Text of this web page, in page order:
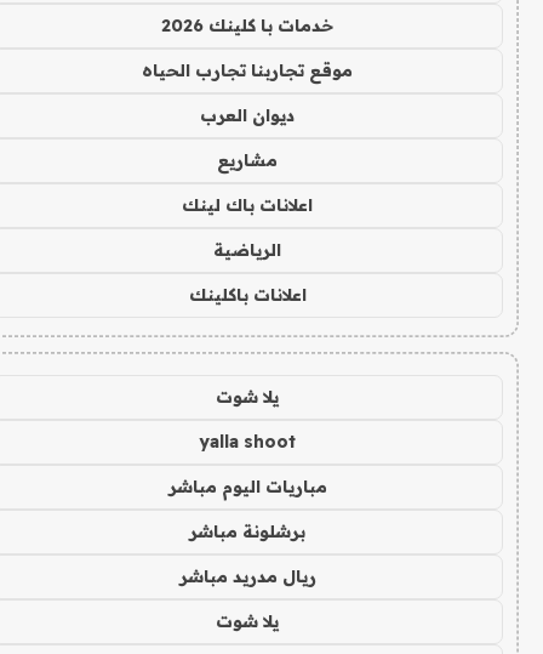
خدمات با كلينك 2026
موقع تجاربنا تجارب الحياه
ديوان العرب
مشاريع
اعلانات باك لينك
الرياضية
اعلانات باكلينك
يلا شوت
yalla shoot
مباريات اليوم مباشر
برشلونة مباشر
ريال مدريد مباشر
يلا شوت